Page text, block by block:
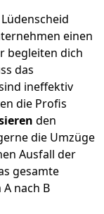
einen
begleiten dich
das
ineffektiv
die Profis
den
die Umzüge
Ausfall der
gesamte
nach B